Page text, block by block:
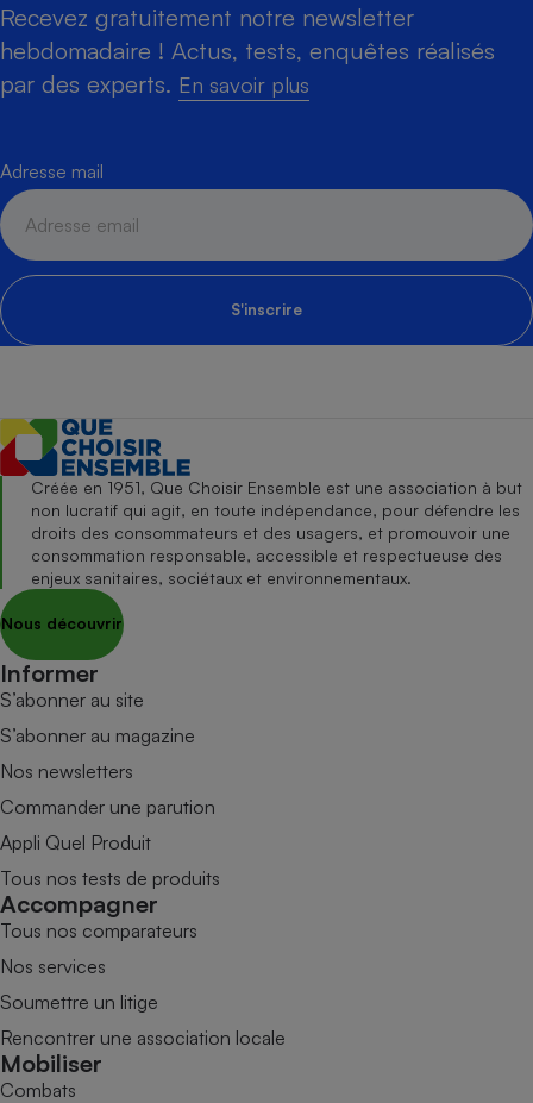
Recevez gratuitement notre newsletter
hebdomadaire ! Actus, tests, enquêtes réalisés
par des experts. En savoir plus
Adresse mail
S'inscrire
Créée en 1951, Que Choisir Ensemble est une association à but
non lucratif qui agit, en toute indépendance, pour défendre les
droits des consommateurs et des usagers, et promouvoir une
consommation responsable, accessible et respectueuse des
enjeux sanitaires, sociétaux et environnementaux.
Nous découvrir
Informer
S’abonner au site
S’abonner au magazine
Nos newsletters
Commander une parution
Appli Quel Produit
Tous nos tests de produits
Accompagner
Tous nos comparateurs
Nos services
Soumettre un litige
Rencontrer une association locale
Mobiliser
Combats